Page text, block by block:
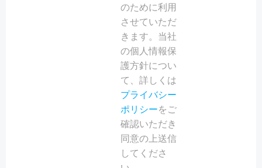
のために利用
させていただ
きます。当社
の個人情報保
護方針につい
て、詳しくは
プライバシー
ポリシーをご
確認いただき
同意の上送信
してくださ